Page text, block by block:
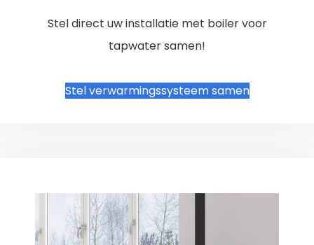
Stel direct uw installatie met boiler voor
tapwater samen!
Stel verwarmingssysteem samen